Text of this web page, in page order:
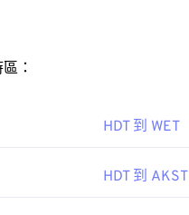
：
HDT 到 WET
HDT 到 AKST